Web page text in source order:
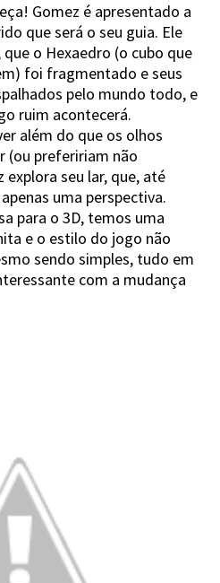
Gomez é apresentado a
que será o seu guia. Ele
o Hexaedro (o cubo que
foi fragmentado e seus
pelo mundo todo, e
ruim acontecerá.
além do que os olhos
(ou prefeririam não
explora seu lar, que, até
uma perspectiva.
para o 3D, temos uma
e o estilo do jogo não
sendo simples, tudo em
com a mudança